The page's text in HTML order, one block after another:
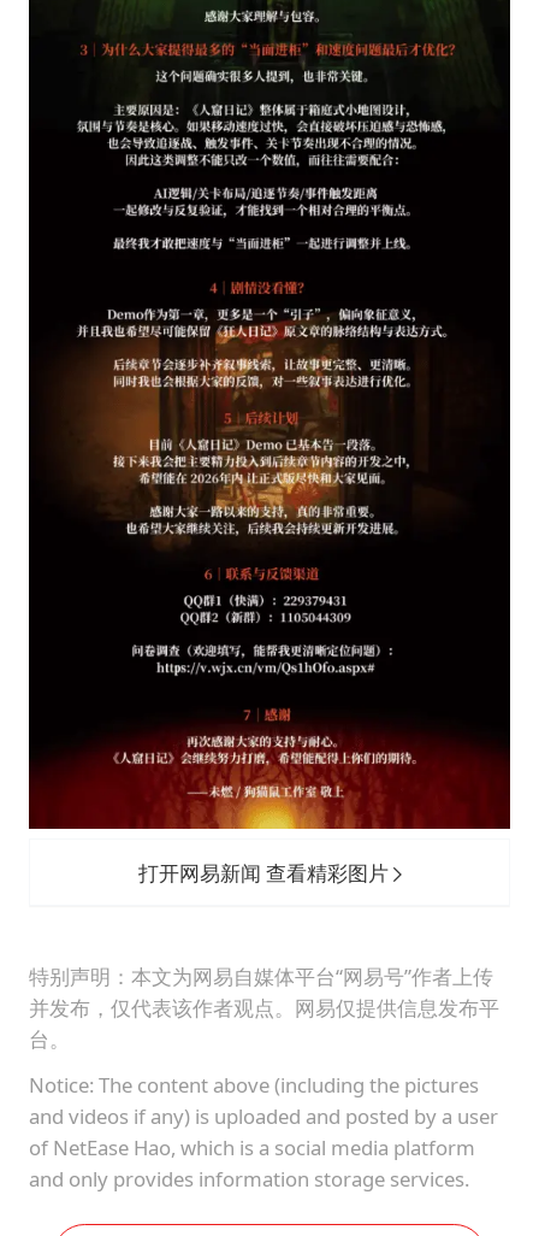
打开网易新闻 查看精彩图片
特别声明：本文为网易自媒体平台“网易号”作者上传
并发布，仅代表该作者观点。网易仅提供信息发布平
台。
Notice: The content above (including the pictures
and videos if any) is uploaded and posted by a user
of NetEase Hao, which is a social media platform
and only provides information storage services.